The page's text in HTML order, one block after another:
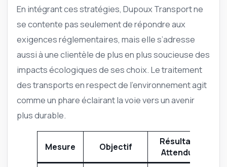
En intégrant ces stratégies, Dupoux Transport ne
se contente pas seulement de répondre aux
exigences réglementaires, mais elle s’adresse
aussi à une clientèle de plus en plus soucieuse des
impacts écologiques de ses choix. Le traitement
des transports en respect de l’environnement agit
comme un phare éclairant la voie vers un avenir
plus durable.
Mesure Objectif
Résultat
Attendu